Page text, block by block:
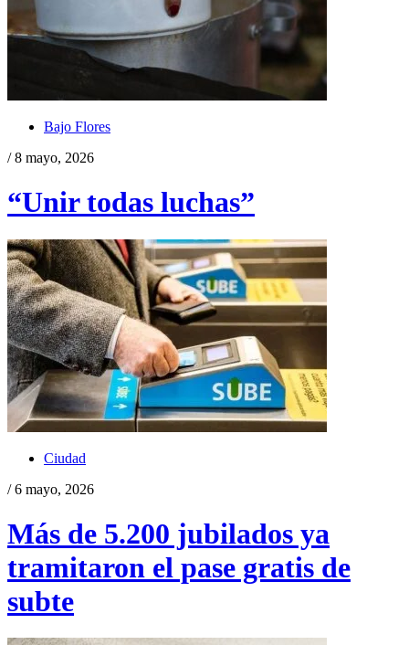
Bajo Flores
/ 8 mayo, 2026
“Unir todas luchas”
Ciudad
/ 6 mayo, 2026
Más de 5.200 jubilados ya
tramitaron el pase gratis de
subte